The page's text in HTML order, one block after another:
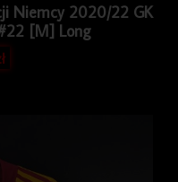
Niemcy 2020/22 GK
[M] Long